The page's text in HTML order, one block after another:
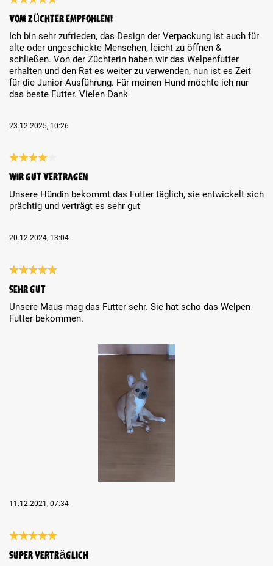
Vom Züchter empfohlen!
Ich bin sehr zufrieden, das Design der Verpackung ist auch für
alte oder ungeschickte Menschen, leicht zu öffnen &
schließen. Von der Züchterin haben wir das Welpenfutter
erhalten und den Rat es weiter zu verwenden, nun ist es Zeit
für die Junior-Ausführung. Für meinen Hund möchte ich nur
das beste Futter. Vielen Dank
23.12.2025, 10:26
Wir gut vertragen
Unsere Hündin bekommt das Futter täglich, sie entwickelt sich
prächtig und verträgt es sehr gut
20.12.2024, 13:04
Sehr gut
Unsere Maus mag das Futter sehr. Sie hat scho das Welpen
Futter bekommen.
11.12.2021, 07:34
Super verträglich